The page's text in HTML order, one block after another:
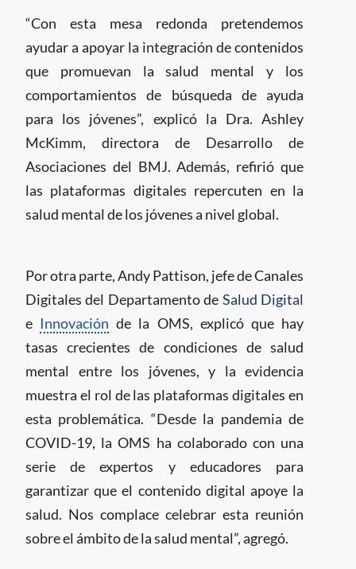
“Con esta mesa redonda pretendemos
ayudar a apoyar la integración de contenidos
que promuevan la salud mental y los
comportamientos de búsqueda de ayuda
para los jóvenes”, explicó la Dra. Ashley
McKimm, directora de Desarrollo de
Asociaciones del BMJ. Además, refirió que
las plataformas digitales repercuten en la
salud mental de los jóvenes a nivel global.
Por otra parte, Andy Pattison, jefe de Canales
Digitales del Departamento de Salud Digital
e Innovación de la OMS, explicó que hay
tasas crecientes de condiciones de salud
mental entre los jóvenes, y la evidencia
muestra el rol de las plataformas digitales en
esta problemática. “Desde la pandemia de
COVID-19, la OMS ha colaborado con una
serie de expertos y educadores para
garantizar que el contenido digital apoye la
salud. Nos complace celebrar esta reunión
sobre el ámbito de la salud mental”, agregó.